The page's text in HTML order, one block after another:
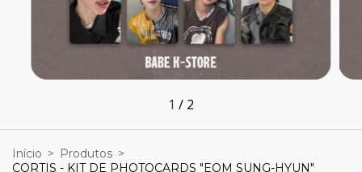
1 / 2
Início > Produtos >
CORTIS - KIT DE PHOTOCARDS "EOM SUNG-HYUN"